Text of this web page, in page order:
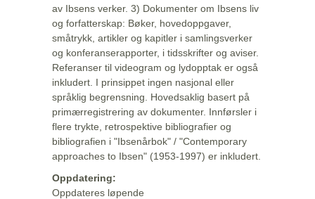
av Ibsens verker. 3) Dokumenter om Ibsens liv
og forfatterskap: Bøker, hovedoppgaver,
småtrykk, artikler og kapitler i samlingsverker
og konferanserapporter, i tidsskrifter og aviser.
Referanser til videogram og lydopptak er også
inkludert. I prinsippet ingen nasjonal eller
språklig begrensning. Hovedsaklig basert på
primærregistrering av dokumenter. Innførsler i
flere trykte, retrospektive bibliografier og
bibliografien i "Ibsenårbok" / "Contemporary
approaches to Ibsen" (1953-1997) er inkludert.
Oppdatering:
Oppdateres løpende